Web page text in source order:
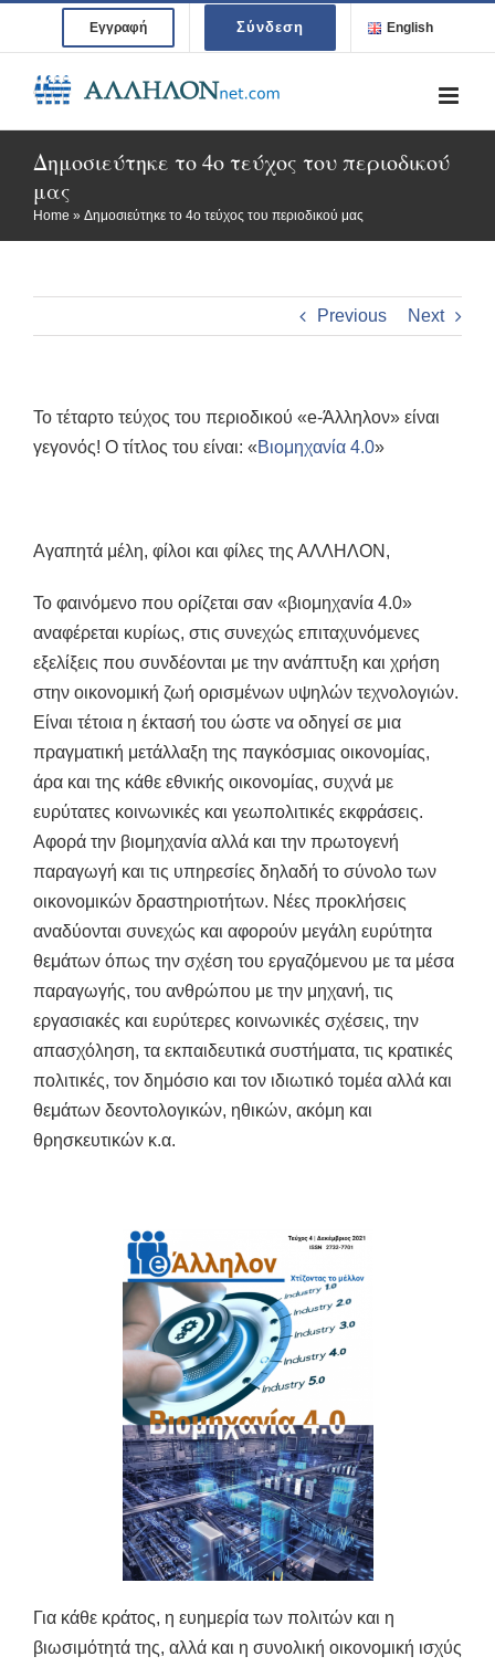
content
Εγγραφή Σύνδεση English
Δημοσιεύτηκε το 4ο τεύχος του περιοδικού
μας
Home » Δημοσιεύτηκε το 4ο τεύχος του περιοδικού μας
Previous Next
Το τέταρτο τεύχος του περιοδικού «e-Άλληλον» είναι
γεγονός! Ο τίτλος του είναι: «Βιομηχανία 4.0»
Αγαπητά μέλη, φίλοι και φίλες της ΑΛΛΗΛΟΝ,
Το φαινόμενο που ορίζεται σαν «βιομηχανία 4.0»
αναφέρεται κυρίως, στις συνεχώς επιταχυνόμενες
εξελίξεις που συνδέονται με την ανάπτυξη και χρήση
στην οικονομική ζωή ορισμένων υψηλών τεχνολογιών.
Είναι τέτοια η έκτασή του ώστε να οδηγεί σε μια
πραγματική μετάλλαξη της παγκόσμιας οικονομίας,
άρα και της κάθε εθνικής οικονομίας, συχνά με
ευρύτατες κοινωνικές και γεωπολιτικές εκφράσεις.
Αφορά την βιομηχανία αλλά και την πρωτογενή
παραγωγή και τις υπηρεσίες δηλαδή το σύνολο των
οικονομικών δραστηριοτήτων. Νέες προκλήσεις
αναδύονται συνεχώς και αφορούν μεγάλη ευρύτητα
θεμάτων όπως την σχέση του εργαζόμενου με τα μέσα
παραγωγής, του ανθρώπου με την μηχανή, τις
εργασιακές και ευρύτερες κοινωνικές σχέσεις, την
απασχόληση, τα εκπαιδευτικά συστήματα, τις κρατικές
πολιτικές, τον δημόσιο και τον ιδιωτικό τομέα αλλά και
θεμάτων δεοντολογικών, ηθικών, ακόμη και
θρησκευτικών κ.α.
Για κάθε κράτος, η ευημερία των πολιτών και η
βιωσιμότητά της, αλλά και η συνολική οικονομική ισχύς